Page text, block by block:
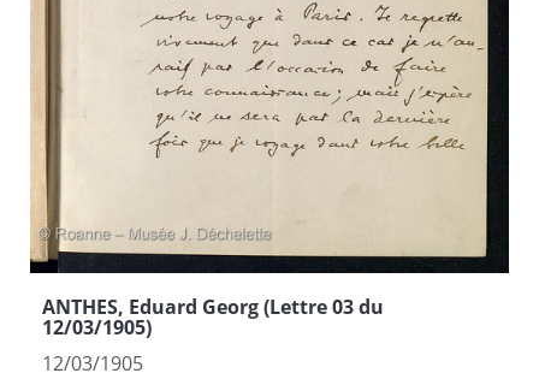
ANTHES, Eduard Georg (Lettre 03 du
12/03/1905)
12/03/1905